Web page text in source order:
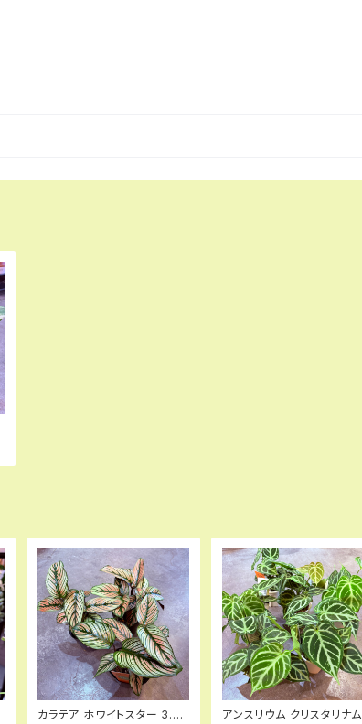
カラテア ホワイトスター 3.5
アンスリウム クリスタリナム